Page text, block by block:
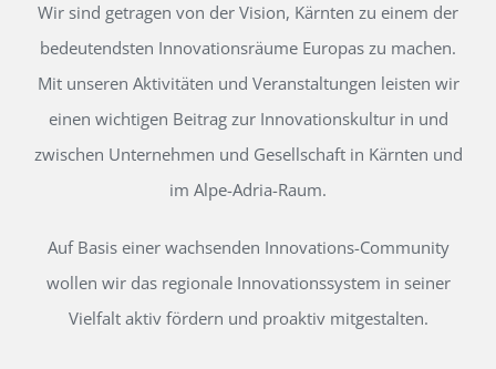
Wir sind getragen von der Vision, Kärnten zu einem der
bedeutendsten Innovationsräume Europas zu machen.
Mit unseren Aktivitäten und Veranstaltungen leisten wir
einen wichtigen Beitrag zur Innovationskultur in und
zwischen Unternehmen und Gesellschaft in Kärnten und
im Alpe-Adria-Raum.
Auf Basis einer wachsenden Innovations-Community
wollen wir das regionale Innovationssystem in seiner
Vielfalt aktiv fördern und proaktiv mitgestalten.